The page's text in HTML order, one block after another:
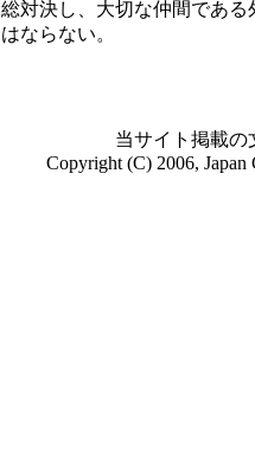
総対決し、大切な仲間であ
はならない。
当サイト掲載の
Copyright (C) 2006, Japan